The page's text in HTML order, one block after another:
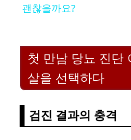
V
d
괜찮을까요?
첫 만남 당뇨 진단
살을 선택하다
검진 결과의 충격